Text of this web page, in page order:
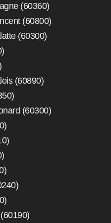
(60360)
(60800)
(60300)
(60890)
(60300)